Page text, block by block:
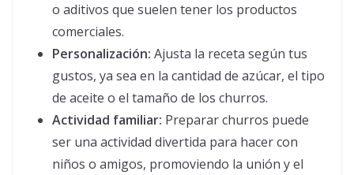
o aditivos que suelen tener los productos
comerciales.
Personalización: Ajusta la receta según tus
gustos, ya sea en la cantidad de azúcar, el tipo
de aceite o el tamaño de los churros.
Actividad familiar: Preparar churros puede
ser una actividad divertida para hacer con
niños o amigos, promoviendo la unión y el